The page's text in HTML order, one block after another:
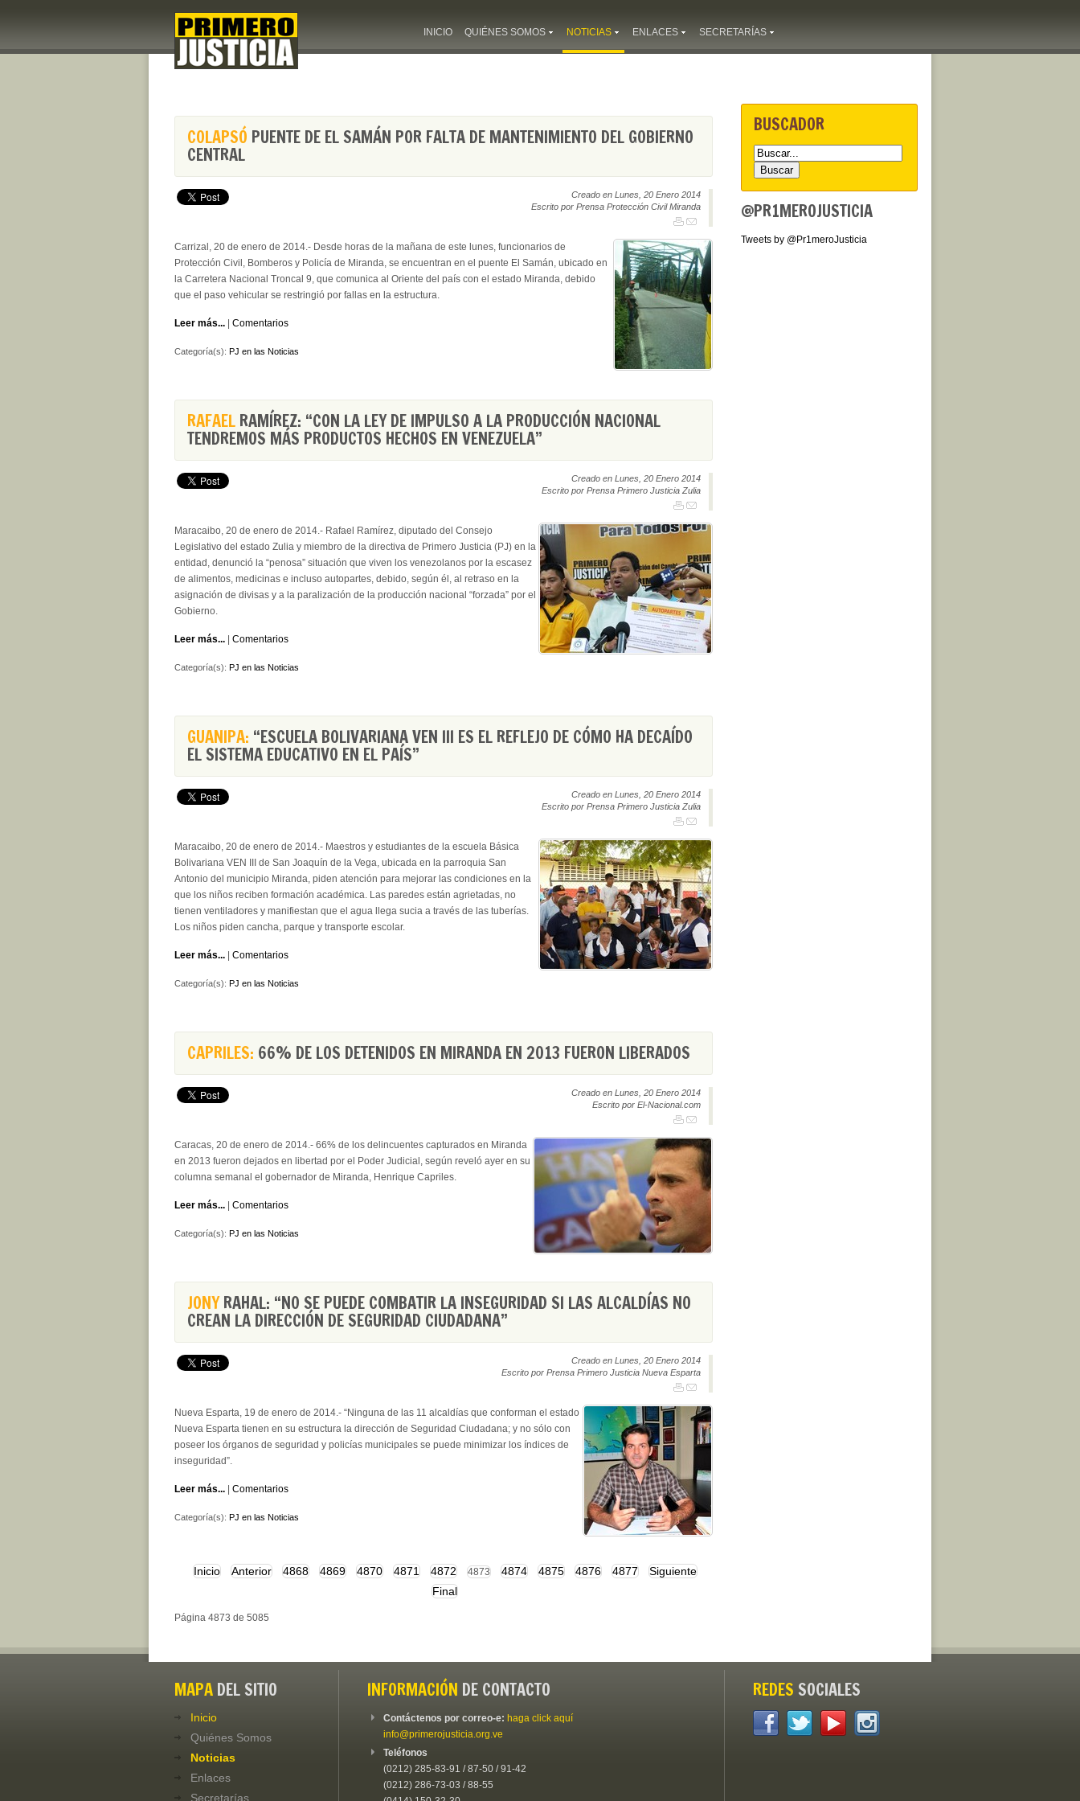
INICIO QUIÉNES SOMOS NOTICIAS ENLACES SECRETARÍAS
COLAPSÓ PUENTE DE EL SAMÁN POR FALTA DE MANTENIMIENTO DEL GOBIERNO
CENTRAL
Creado en Lunes, 20 Enero 2014
Escrito por Prensa Protección Civil Miranda
Carrizal, 20 de enero de 2014.- Desde horas de la mañana de este lunes, funcionarios de
Protección Civil, Bomberos y Policía de Miranda, se encuentran en el puente El Samán, ubicado en
la Carretera Nacional Troncal 9, que comunica al Oriente del país con el estado Miranda, debido
que el paso vehicular se restringió por fallas en la estructura.
Leer más... Comentarios
Categoría(s): PJ en las Noticias
RAFAEL RAMÍREZ: “CON LA LEY DE IMPULSO A LA PRODUCCIÓN NACIONAL
TENDREMOS MÁS PRODUCTOS HECHOS EN VENEZUELA”
Creado en Lunes, 20 Enero 2014
Escrito por Prensa Primero Justicia Zulia
Maracaibo, 20 de enero de 2014.- Rafael Ramírez, diputado del Consejo
Legislativo del estado Zulia y miembro de la directiva de Primero Justicia (PJ) en la
entidad, denunció la “penosa” situación que viven los venezolanos por la escasez
de alimentos, medicinas e incluso autopartes, debido, según él, al retraso en la
asignación de divisas y a la paralización de la producción nacional “forzada” por el
Gobierno.
Leer más... Comentarios
Categoría(s): PJ en las Noticias
GUANIPA: “ESCUELA BOLIVARIANA VEN III ES EL REFLEJO DE CÓMO HA DECAÍDO
EL SISTEMA EDUCATIVO EN EL PAÍS”
Creado en Lunes, 20 Enero 2014
Escrito por Prensa Primero Justicia Zulia
Maracaibo, 20 de enero de 2014.- Maestros y estudiantes de la escuela Básica
Bolivariana VEN III de San Joaquín de la Vega, ubicada en la parroquia San
Antonio del municipio Miranda, piden atención para mejorar las condiciones en la
que los niños reciben formación académica. Las paredes están agrietadas, no
tienen ventiladores y manifiestan que el agua llega sucia a través de las tuberías.
Los niños piden cancha, parque y transporte escolar.
Leer más... Comentarios
Categoría(s): PJ en las Noticias
CAPRILES: 66% DE LOS DETENIDOS EN MIRANDA EN 2013 FUERON LIBERADOS
Creado en Lunes, 20 Enero 2014
Escrito por El-Nacional.com
Caracas, 20 de enero de 2014.- 66% de los delincuentes capturados en Miranda
en 2013 fueron dejados en libertad por el Poder Judicial, según reveló ayer en su
columna semanal el gobernador de Miranda, Henrique Capriles.
Leer más... Comentarios
Categoría(s): PJ en las Noticias
JONYRAHAL: “NO SE PUEDE COMBATIR LA INSEGURIDAD SI LAS ALCALDÍAS NO
CREAN LA DIRECCIÓN DE SEGURIDAD CIUDADANA”
Creado en Lunes, 20 Enero 2014
Escrito por Prensa Primero Justicia Nueva Esparta
Nueva Esparta, 19 de enero de 2014.- “Ninguna de las 11 alcaldías que conforman el estado
Nueva Esparta tienen en su estructura la dirección de Seguridad Ciudadana; y no sólo con
poseer los órganos de seguridad y policías municipales se puede minimizar los índices de
inseguridad”.
Leer más... Comentarios
Categoría(s): PJ en las Noticias
Inicio Anterior 4868 4869 4870 4871 4872 4873 4874 4875 4876 4877
Siguiente
Final
Página 4873 de 5085
BUSCADOR
@PR1MEROJUSTICIA
Tweets by @Pr1meroJusticia
MAPA DEL SITIO
Inicio
Quiénes Somos
Noticias
Enlaces
Secretarías
INFORMACIÓN DE CONTACTO
Contáctenos por correo-e: haga click aquí
info@primerojusticia.org.ve
Teléfonos
(0212) 285-83-91 / 87-50 / 91-42
(0212) 286-73-03 / 88-55
REDES SOCIALES